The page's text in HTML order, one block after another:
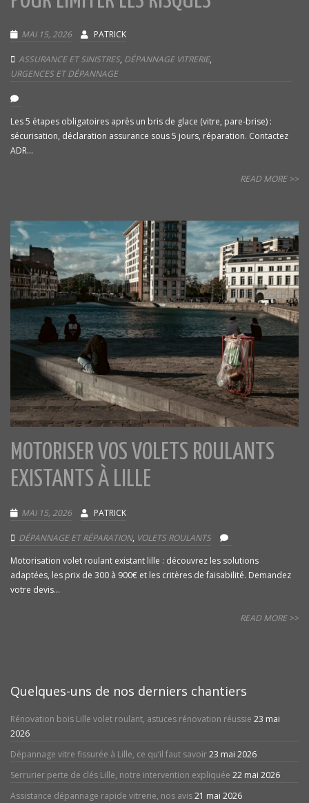
MAI 15, 2026 PATRICK
ASSURANCE ET SINISTRES, DÉPANNAGE VITRERIE,
URGENCES ET DÉPANNAGE
Les 5 étapes obligatoires après un bris de glace (vitre, pare-brise) :
sécurisation, déclaration assurance sous 5 jours, réparation. Contactez
ADR...
READ MORE >>
MOTORISER VOS VOLETS ROULANTS
EXISTANTS À LILLE
MAI 15, 2026 PATRICK
DÉPANNAGE ET RÉPARATION, VOLETS ROULANTS
Motorisation volet roulant existant lille : découvrez les solutions
adaptées, les prix de 300 à 900€ et les critères de faisabilité. Demandez
votre devis...
READ MORE >>
Quelques-uns de nos derniers chantiers
Rénovation bois Lille volet roulant, astuces rénovation réussie 23 mai
2026
Dépannage vitre fissurée à Lille, ce qu’il faut savoir23 mai 2026
Serrurier perte de clés Lille, notre intervention expliquée 22 mai 2026
Assistance dépannage rapide vitrerie, nos avis21 mai 2026